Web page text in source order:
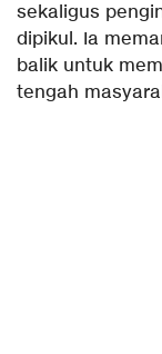
sekaligus
dipikul. Ia
balik untuk
tengah